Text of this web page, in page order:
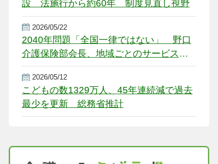
設 法施行から約60年 制度見直し視野
2026/05/22
2040年問題「全国一律ではない」 野口
介護保険部会長、地域ごとのサービス基
盤整備を促す
2026/05/12
こどもの数1329万人、45年連続減で過去
最少を更新 総務省推計